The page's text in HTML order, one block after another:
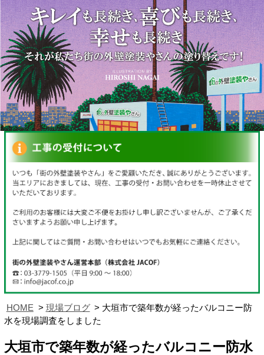
HOME 現場ブログ
大垣市で築年数が経ったバルコニー防
水を現場調査をしました
大垣市で築年数が経ったバルコニー防水